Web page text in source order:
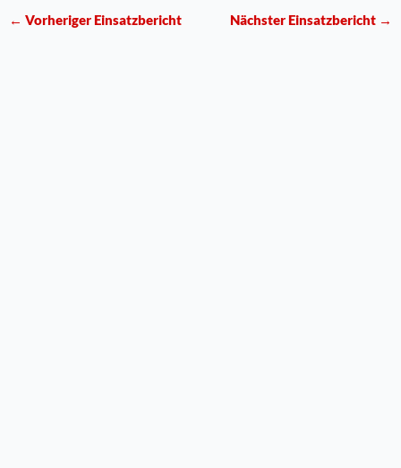
← Vorheriger Einsatzbericht Nächster Einsatzbericht →